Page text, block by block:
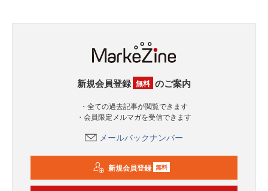
新規会員登録 無料 のご案内
・全ての過去記事が閲覧できます
・会員限定メルマガを受信できます
メールバックナンバー
新規会員登録 無料